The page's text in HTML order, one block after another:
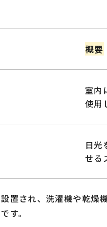
概要
室内
使用
日光
せる
置され、洗濯機や乾燥
す。